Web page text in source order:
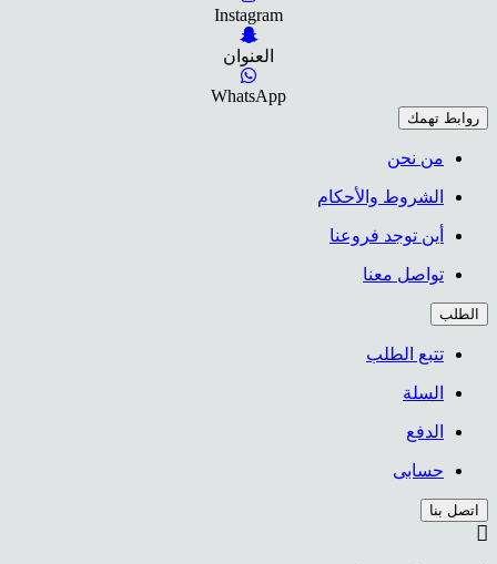
Instagram
العنوان
WhatsApp
روابط تهمك
من نحن
الشروط والأحكام
أين توجد فروعنا
تواصل معنا
الطلب
تتبع الطلب
السلة
الدفع
حسابى
اتصل بنا